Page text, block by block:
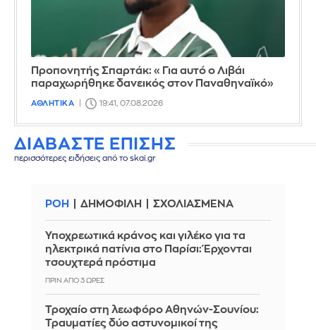
Προπονητής Σπαρτάκ: «Για αυτό ο Λιβάι
παραχωρήθηκε δανεικός στον Παναθηναϊκό»
ΑΘΛΗΤΙΚΑ 19:41, 07.08.2026
ΔΙΑΒΑΣΤΕ ΕΠΙΣΗΣ
περισσότερες ειδήσεις από το skai.gr
ΡΟΗ ΔΗΜΟΦΙΛΗ ΣΧΟΛΙΑΣΜΕΝΑ
Υποχρεωτικά κράνος και γιλέκο για τα
ηλεκτρικά πατίνια στο Παρίσι: Έρχονται
τσουχτερά πρόστιμα
ΠΡΙΝ ΑΠΌ 3 ΏΡΕΣ
Τροχαίο στη λεωφόρο Αθηνών-Σουνίου:
Τραυματίες δύο αστυνομικοί της